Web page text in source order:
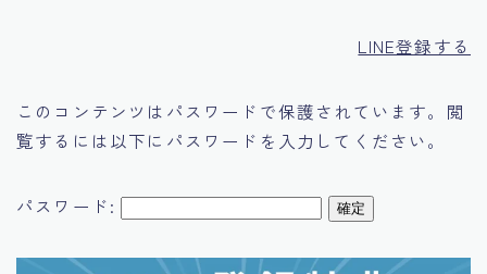
LINE登録する
このコンテンツはパスワードで保護されています。閲
覧するには以下にパスワードを入力してください。
パスワード: